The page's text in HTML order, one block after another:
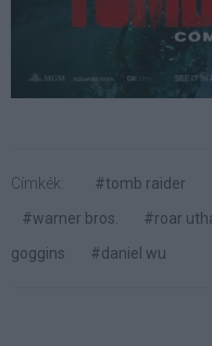
Címkék: #tomb raider
#warner bros.
#roar
goggins
#daniel wu